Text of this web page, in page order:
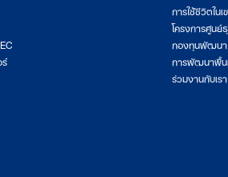
การใช้ชีวิตใน
โครงการศูนย์
กองทุนพัฒนา
การพัฒนาพื้น
ร่วมงานกับเรา